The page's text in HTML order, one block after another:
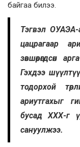
байгаа билээ.
Тэгвэл ОУАЭА-
цацрагаар
зөвшөөрөгдсөн
Гэхдээ
тодорхой
ариутгахыг
бусад ХХХ-г
сануулжээ.